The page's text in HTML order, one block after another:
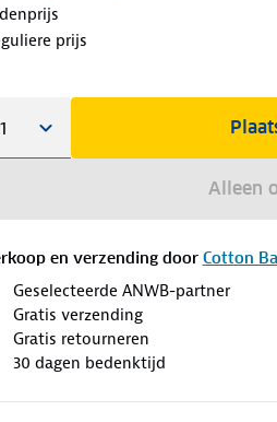
prijs
Alleen
en verzending door Cotton
Geselecteerde ANWB-partner
Gratis verzending
Gratis retourneren
30 dagen bedenktijd